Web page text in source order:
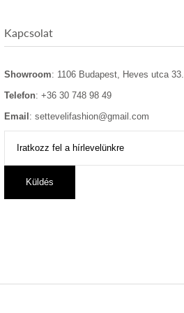
Kapcsolat
Showroom: 1106 Budapest, Heves utca 33.
Telefon: +36 30 748 98 49
Email : settevelifashion@gmail.com